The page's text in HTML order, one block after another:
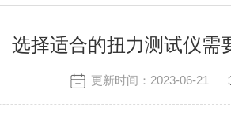
选择适合的扭力测试仪需
更新时间：2023-06-21